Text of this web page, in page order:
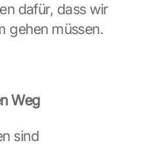
dafür, dass wir
gehen müssen.
Weg
sind